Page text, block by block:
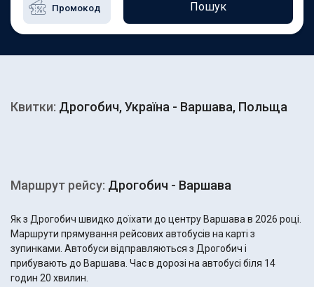
Пошук
Квитки: Дрогобич, Україна - Варшава, Польща
Маршрут рейсу: Дрогобич - Варшава
Як з Дрогобич швидко доїхати до центру Варшава в 2026 році.
Маршрути прямування рейсових автобусів на карті з
зупинками. Автобуси відправляються з Дрогобич і
прибувають до Варшава. Час в дорозі на автобусі біля 14
годин 20 хвилин.